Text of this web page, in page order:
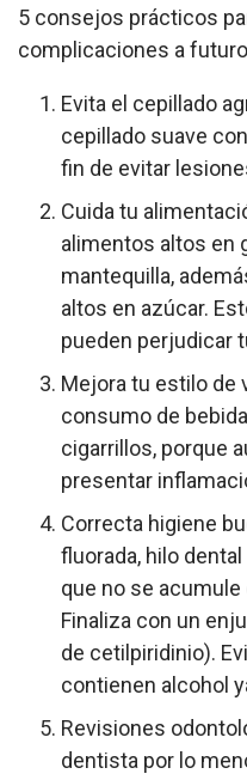
5 consejos prácticos
complicaciones a
Evita el cepillado
cepillado suave
fin de evitar
Cuida tu
alimentos altos en
mantequilla,
altos en azúcar.
pueden perjudicar
Mejora tu estilo de
consumo de
cigarrillos, porque
presentar
Correcta higiene
fluorada, hilo
que no se
Finaliza con un
de cetilpiridinio).
contienen alcohol
Revisiones
dentista por lo